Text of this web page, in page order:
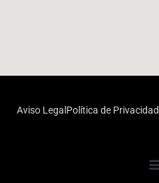
Aviso Legal Política de Privacidad